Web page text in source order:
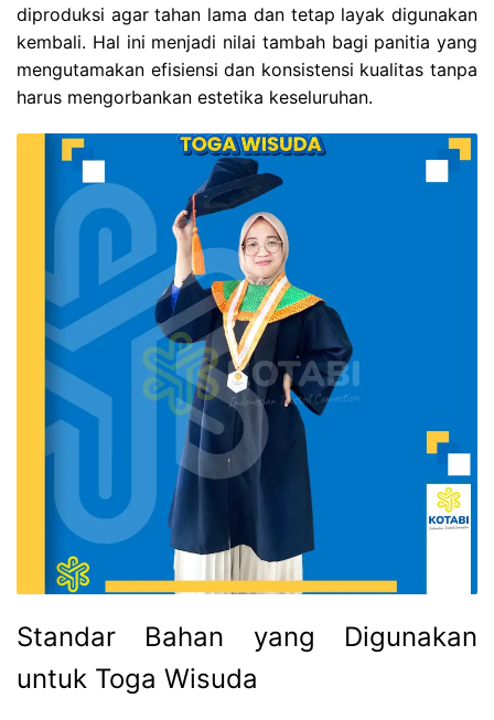
diproduksi agar tahan lama dan tetap layak digunakan
kembali. Hal ini menjadi nilai tambah bagi panitia yang
mengutamakan efisiensi dan konsistensi kualitas tanpa
harus mengorbankan estetika keseluruhan.
Standar Bahan yang Digunakan
untuk Toga Wisuda